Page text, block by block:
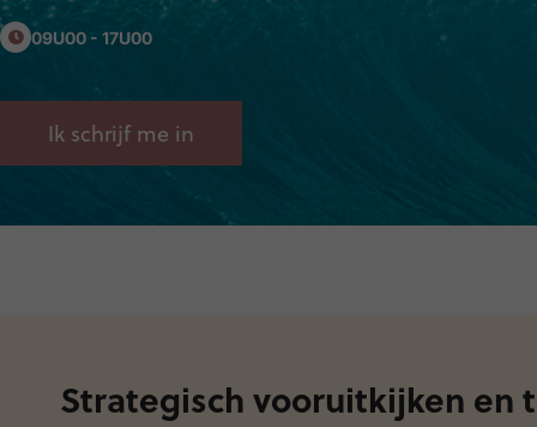
09U00 - 17U00
Ik schrijf me in
Strategisch vooruitkijken en